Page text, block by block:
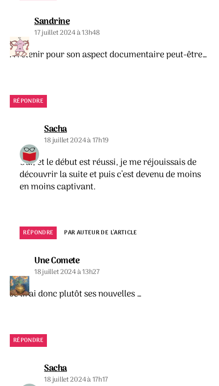
Sandrinedit :
17 juillet 2024 à 13h48
A retenir pour son aspect documentaire peut-être…
RÉPONDRE
Sachadit :
18 juillet 2024 à 17h19
Oui, et le début est réussi, je me réjouissais de
découvrir la suite et puis c’est devenu de moins
en moins captivant.
RÉPONDRE PAR AUTEUR DE L’ARTICLE
Une Cometedit :
18 juillet 2024 à 13h27
Je lirai donc plutôt ses nouvelles …
RÉPONDRE
Sachadit :
18 juillet 2024 à 17h17